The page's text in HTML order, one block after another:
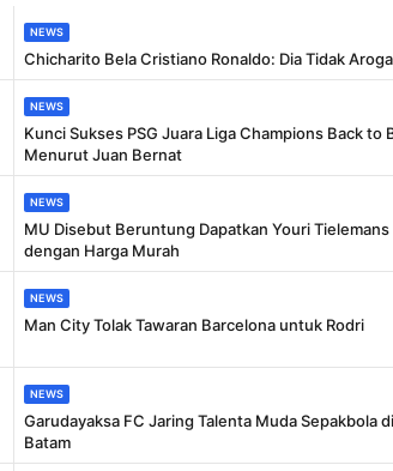
NEWS
Chicharito Bela Cristiano Ronaldo: Dia Tidak
NEWS
Kunci Sukses PSG Juara Liga Champions Back to
Menurut Juan Bernat
NEWS
MU Disebut Beruntung Dapatkan Youri Tielemans
dengan Harga Murah
NEWS
Man City Tolak Tawaran Barcelona untuk Rodri
NEWS
Garudayaksa FC Jaring Talenta Muda Sepakbola di
Batam